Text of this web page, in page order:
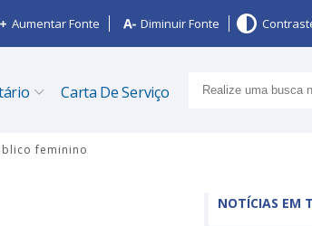
Aumentar Fonte Diminuir Fonte
Carta De Serviço
feminino
NOTÍCIAS EM